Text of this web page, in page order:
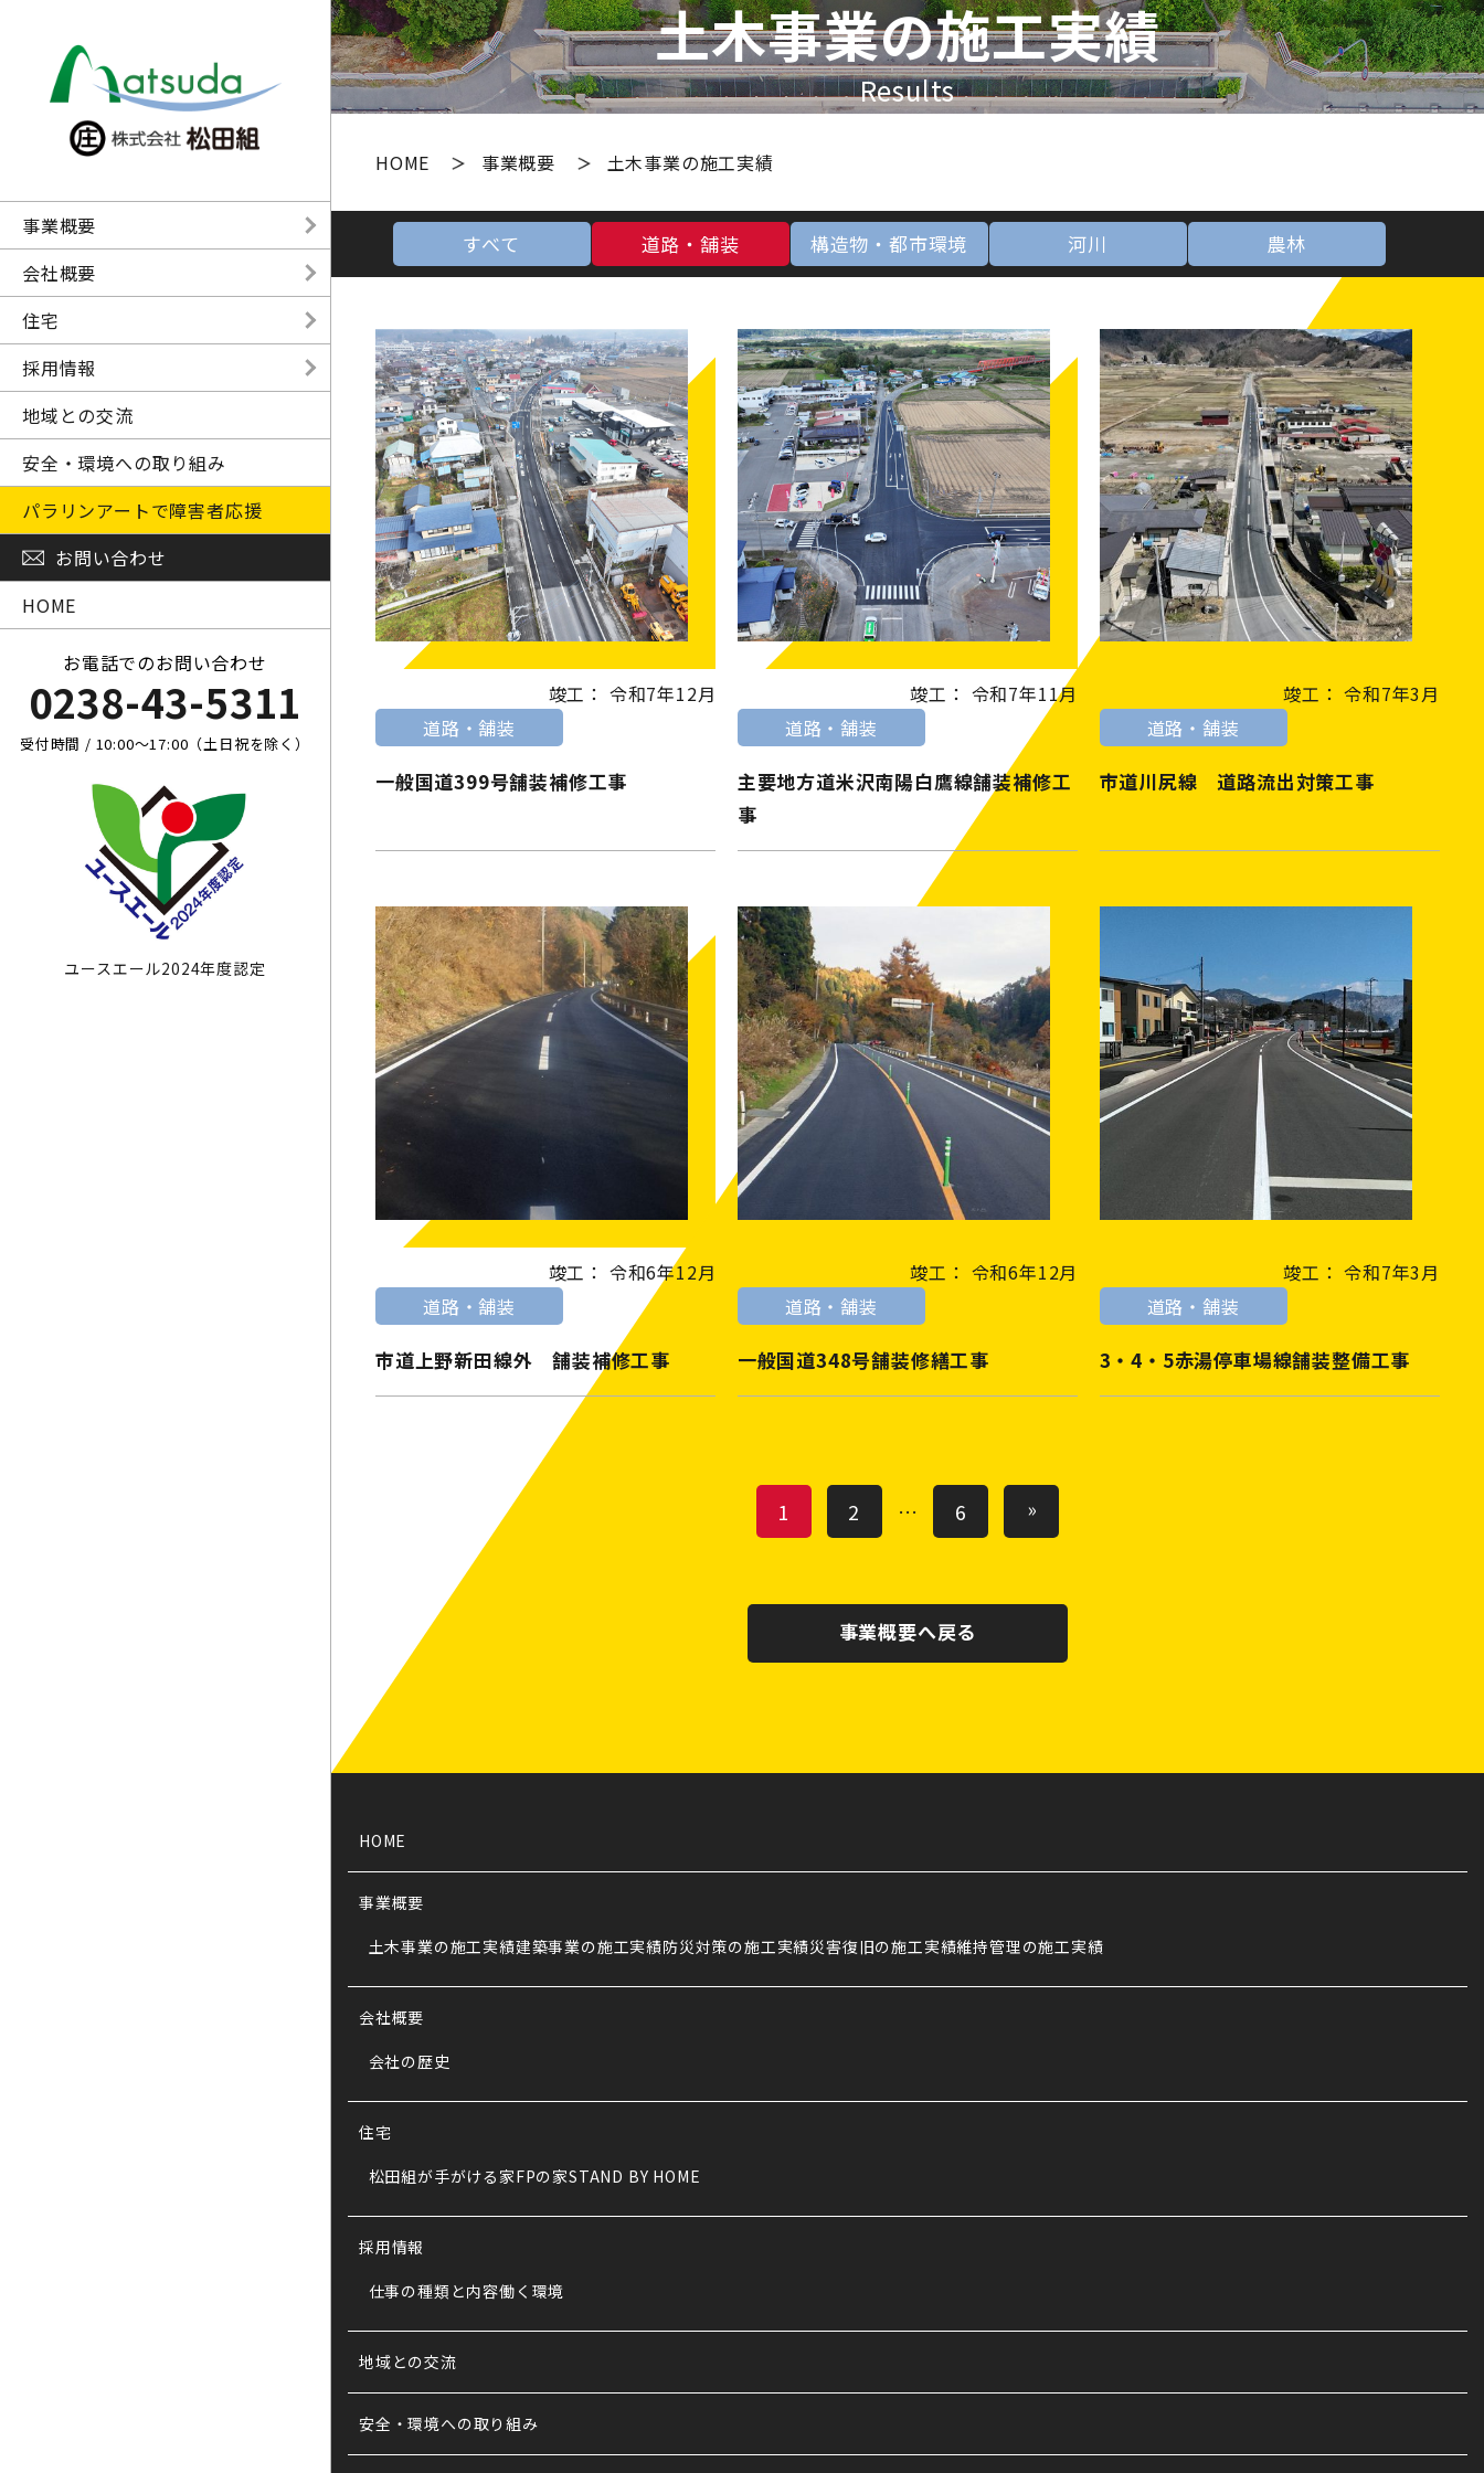
事業概要
会社概要
住宅
採用情報
地域との交流
安全・環境への取り組み
パラリンアートで障害者応援
お問い合わせ
HOME
お電話でのお問い合わせ
0238-43-5311
受付時間 / 10:00～17:00（土日祝を除く）
ユースエール2024年度認定
土木事業の施工実績
Results
HOME 事業概要 土木事業の施工実績
すべて 道路・舗装 構造物・都市環境 河川 農林
竣工： 令和7年12月
道路・舗装
一般国道399号舗装補修工事
竣工： 令和7年11月
道路・舗装
主要地方道米沢南陽白鷹線舗装補修工
事
竣工： 令和7年3月
道路・舗装
市道川尻線 道路流出対策工事
竣工： 令和6年12月
道路・舗装
市道上野新田線外 舗装補修工事
竣工： 令和6年12月
道路・舗装
一般国道348号舗装修繕工事
竣工： 令和7年3月
道路・舗装
3・4・5赤湯停車場線舗装整備工事
1 2 … 6
事業概要へ戻る
HOME
事業概要
土木事業の施工実績建築事業の施工実績防災対策の施工実績災害復旧の施工実績維持管理の施工実績
会社概要
会社の歴史
住宅
松田組が手がける家FPの家STAND BY HOME
採用情報
仕事の種類と内容働く環境
地域との交流
安全・環境への取り組み